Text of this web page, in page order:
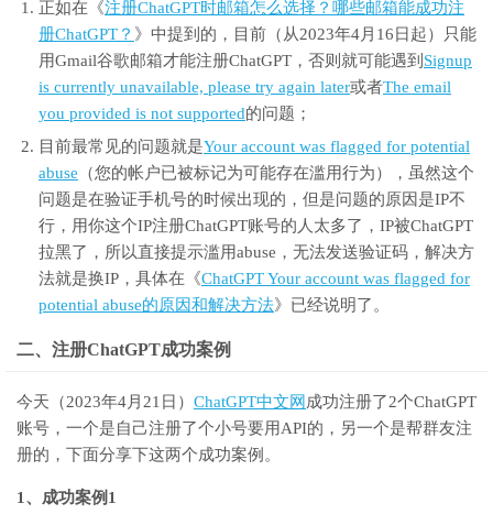
正如在《注册ChatGPT时邮箱怎么选择？哪些邮箱能成功注
册ChatGPT？ 》中提到的，目前（从2023年4月16日起）只能
用Gmail谷歌邮箱才能注册ChatGPT，否则就可能遇到 Signup
is currently unavailable, please try again later或者The email
you provided is not supported的问题；
目前最常见的问题就是Your account was flagged for potential
abuse （您的帐户已被标记为可能存在滥用行为），虽然这个
问题是在验证手机号的时候出现的，但是问题的原因是IP不
行，用你这个IP注册ChatGPT账号的人太多了，IP被ChatGPT
拉黑了，所以直接提示滥用abuse，无法发送验证码，解决方
法就是换IP，具体在《ChatGPT Your account was flagged for
potential abuse的原因和解决方法》已经说明了。
二、注册ChatGPT成功案例
今天（2023年4月21日） ChatGPT中文网成功注册了2个ChatGPT
账号，一个是自己注册了个小号要用API的，另一个是帮群友注
册的，下面分享下这两个成功案例。
1、成功案例1